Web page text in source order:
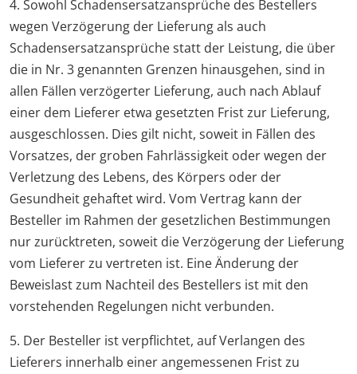
4. Sowohl Schadensersatzansprüche des Bestellers
wegen Verzögerung der Lieferung als auch
Schadensersatzansprüche statt der Leistung, die über
die in Nr. 3 genannten Grenzen hinausgehen, sind in
allen Fällen verzögerter Lieferung, auch nach Ablauf
einer dem Lieferer etwa gesetzten Frist zur Lieferung,
ausgeschlossen. Dies gilt nicht, soweit in Fällen des
Vorsatzes, der groben Fahrlässigkeit oder wegen der
Verletzung des Lebens, des Körpers oder der
Gesundheit gehaftet wird. Vom Vertrag kann der
Besteller im Rahmen der gesetzlichen Bestimmungen
nur zurücktreten, soweit die Verzögerung der Lieferung
vom Lieferer zu vertreten ist. Eine Änderung der
Beweislast zum Nachteil des Bestellers ist mit den
vorstehenden Regelungen nicht verbunden.
5. Der Besteller ist verpflichtet, auf Verlangen des
Lieferers innerhalb einer angemessenen Frist zu